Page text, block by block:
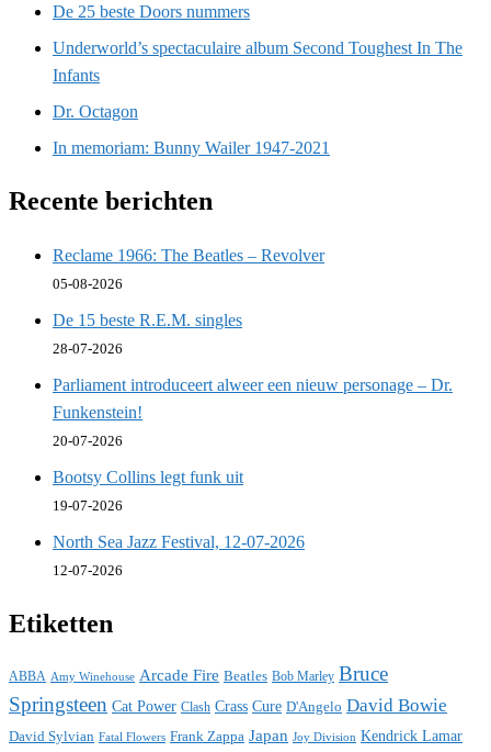
De 25 beste Doors nummers
Underworld’s spectaculaire album Second Toughest In The
Infants
Dr. Octagon
In memoriam: Bunny Wailer 1947-2021
Recente berichten
Reclame 1966: The Beatles – Revolver
05-08-2026
De 15 beste R.E.M. singles
28-07-2026
Parliament introduceert alweer een nieuw personage – Dr.
Funkenstein!
20-07-2026
Bootsy Collins legt funk uit
19-07-2026
North Sea Jazz Festival, 12-07-2026
12-07-2026
Etiketten
ABBA Amy Winehouse Arcade Fire Beatles Bob Marley Bruce
Springsteen Cat Power Clash Crass Cure D'Angelo David Bowie
David Sylvian Fatal Flowers Frank Zappa Japan Joy Division Kendrick Lamar